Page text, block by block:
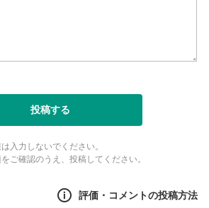
投稿する
入力しないでください。
ご確認のうえ、投稿してください。
評価・コメントの投稿方法